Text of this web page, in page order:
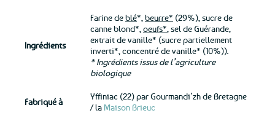
Ingrédients
Farine deblé*, beurre* (29%), sucre de
canne blond*, oeufs* , sel de Guérande,
extrait de vanille* (sucre partiellement
inverti*, concentré de vanille* (10%)).
* Ingrédients issus de l’agriculture
biologique
Fabriqué à
Yffiniac (22) par Gourmandi’zh de Bretagne
/ la Maison Brieuc